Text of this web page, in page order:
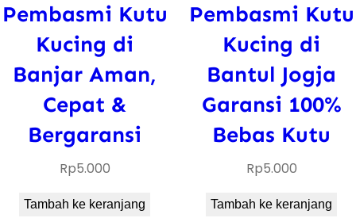
Pembasmi Kutu
Kucing di
Banjar Aman,
Cepat &
Bergaransi
Rp5.000
Tambah ke keranjang
Pembasmi Kutu
Kucing di
Bantul Jogja
Garansi 100%
Bebas Kutu
Rp5.000
Tambah ke keranjang